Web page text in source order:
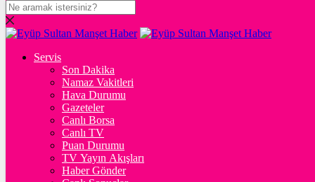
DOLAR
47,7436$% 0.18
EURO
% 0.32
STERLİN
% 0.38
GRAM ALTIN
%2,59
Servis
Son Dakika
Namaz Vakitleri
Hava Durumu
Gazeteler
Canlı Borsa
Canlı TV
Puan Durumu
TV Yayın Akışları
Haber Gönder